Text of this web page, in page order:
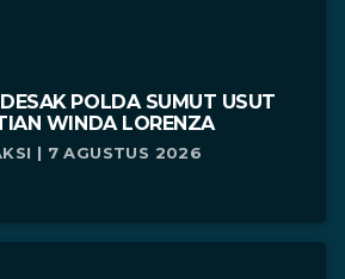
POLDA SUMUT USUT
WINDA LORENZA
| 7 AGUSTUS 2026